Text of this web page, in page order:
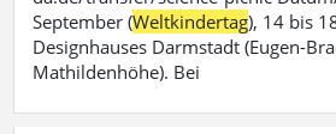
September (Weltkindertag), 14 bis
Designhauses Darmstadt (Eugen-
Mathildenhöhe). Bei